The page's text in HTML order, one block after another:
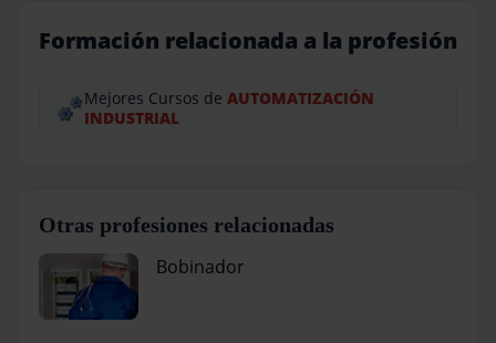
Formación relacionada a la profesión
Mejores Cursos de AUTOMATIZACIÓN
INDUSTRIAL
Otras profesiones relacionadas
Bobinador